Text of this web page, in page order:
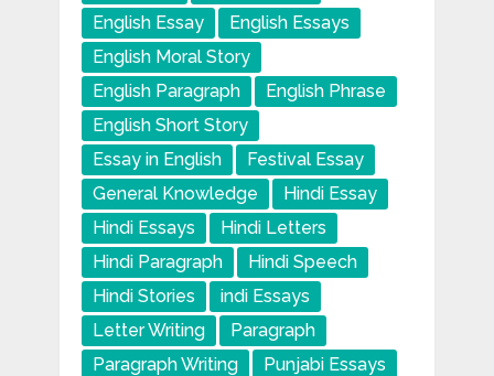
English Essay
English Essays
English Moral Story
English Paragraph
English Phrase
English Short Story
Essay in English
Festival Essay
General Knowledge
Hindi Essay
Hindi Essays
Hindi Letters
Hindi Paragraph
Hindi Speech
Hindi Stories
indi Essays
Letter Writing
Paragraph
Paragraph Writing
Punjabi Essays